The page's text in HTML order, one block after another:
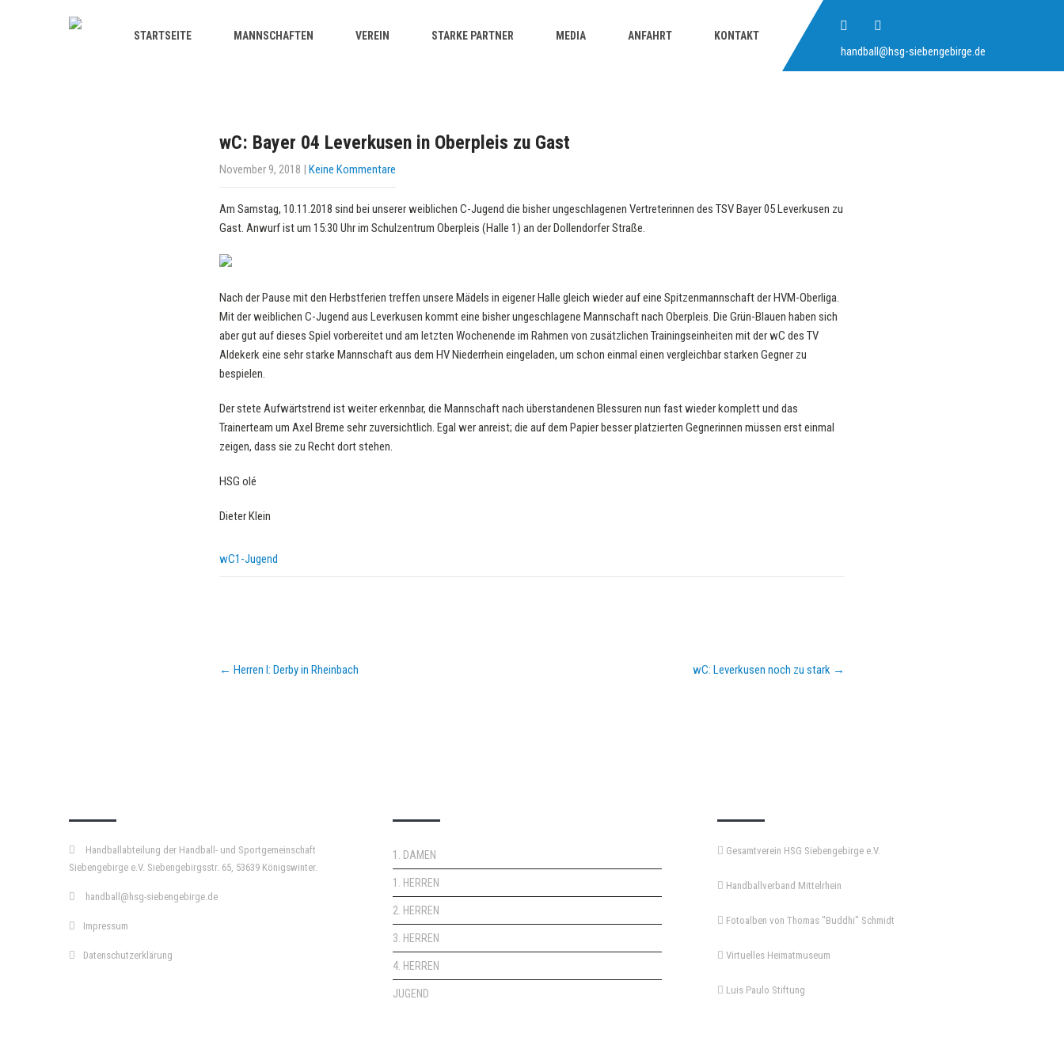
handball@hsg-siebengebirge.de
STARTSEITE MANNSCHAFTEN VEREIN STARKE PARTNER MEDIA ANFAHRT KONTAKT
wC: Bayer 04 Leverkusen in Oberpleis zu Gast
November 9, 2018 | Keine Kommentare
Am Samstag, 10.11.2018 sind bei unserer weiblichen C-Jugend die bisher ungeschlagenen Vertreterinnen des TSV Bayer 05 Leverkusen zu
Gast. Anwurf ist um 15:30 Uhr im Schulzentrum Oberpleis (Halle 1) an der Dollendorfer Straße.
Nach der Pause mit den Herbstferien treffen unsere Mädels in eigener Halle gleich wieder auf eine Spitzenmannschaft der HVM-Oberliga.
Mit der weiblichen C-Jugend aus Leverkusen kommt eine bisher ungeschlagene Mannschaft nach Oberpleis. Die Grün-Blauen haben sich
aber gut auf dieses Spiel vorbereitet und am letzten Wochenende im Rahmen von zusätzlichen Trainingseinheiten mit der wC des TV
Aldekerk eine sehr starke Mannschaft aus dem HV Niederrhein eingeladen, um schon einmal einen vergleichbar starken Gegner zu
bespielen.
Der stete Aufwärtstrend ist weiter erkennbar, die Mannschaft nach überstandenen Blessuren nun fast wieder komplett und das
Trainerteam um Axel Breme sehr zuversichtlich. Egal wer anreist; die auf dem Papier besser platzierten Gegnerinnen müssen erst einmal
zeigen, dass sie zu Recht dort stehen.
HSG olé
Dieter Klein
wC1-Jugend
Post
navigation
← Herren I: Derby in Rheinbach wC: Leverkusen noch zu stark →
Handballabteilung der Handball- und Sportgemeinschaft
Siebengebirge e.V. Siebengebirgsstr. 65, 53639 Königswinter.
handball@hsg-siebengebirge.de
Impressum
Datenschutzerklärung
1. DAMEN
1. HERREN
2. HERREN
3. HERREN
4. HERREN
JUGEND
Gesamtverein HSG Siebengebirge e.V.
Handballverband Mittelrhein
Fotoalben von Thomas "Buddhi" Schmidt
Virtuelles Heimatmuseum
Luis Paulo Stiftung